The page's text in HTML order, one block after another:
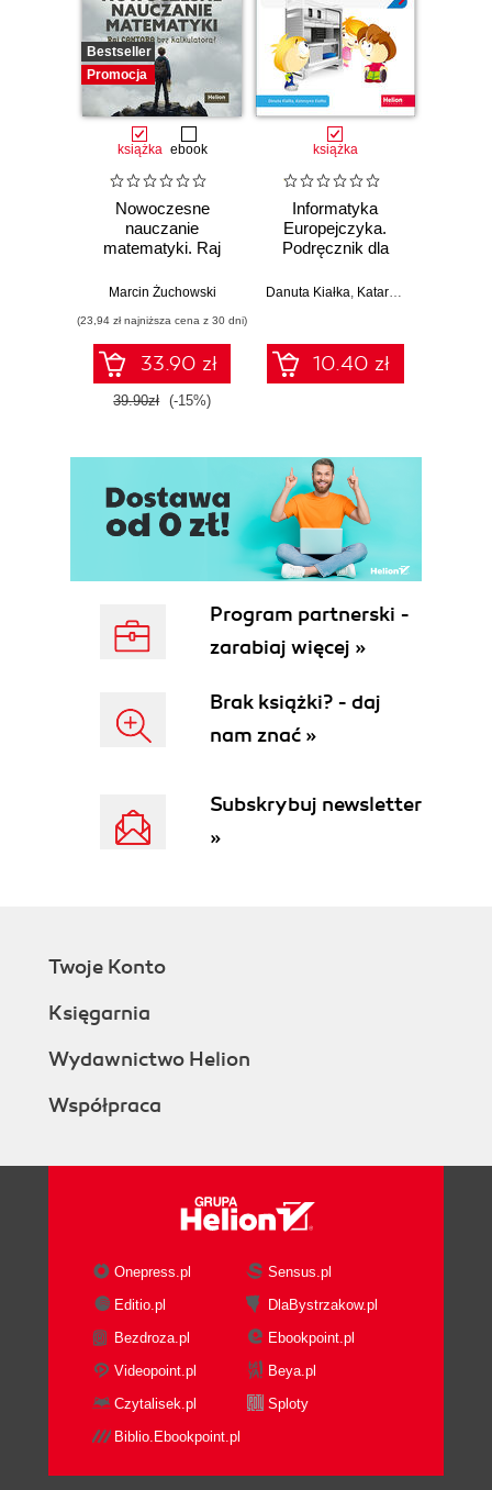
Bestseller
Promocja
książka ebook
Nowoczesne
nauczanie
matematyki. Raj
kalkulatora?
Marcin Żuchowski
(23,94 zł najniższa cena z 30 dni)
33.90 zł
39.90zł (-15%)
książka
Informatyka
Europejczyka.
Podręcznik dla
podstawowej.
Danuta Kiałka Katarzyna Kiałka
10.40 zł
Program partnerski -
zarabiaj więcej »
Brak książki? - daj
nam znać »
Subskrybuj newsletter
»
Twoje Konto
Księgarnia
Wydawnictwo Helion
Współpraca
Onepress.pl
Sensus.pl
Editio.pl
DlaBystrzakow.pl
Bezdroza.pl
Ebookpoint.pl
Videopoint.pl
Beya.pl
Czytalisek.pl
Sploty
Biblio.Ebookpoint.pl